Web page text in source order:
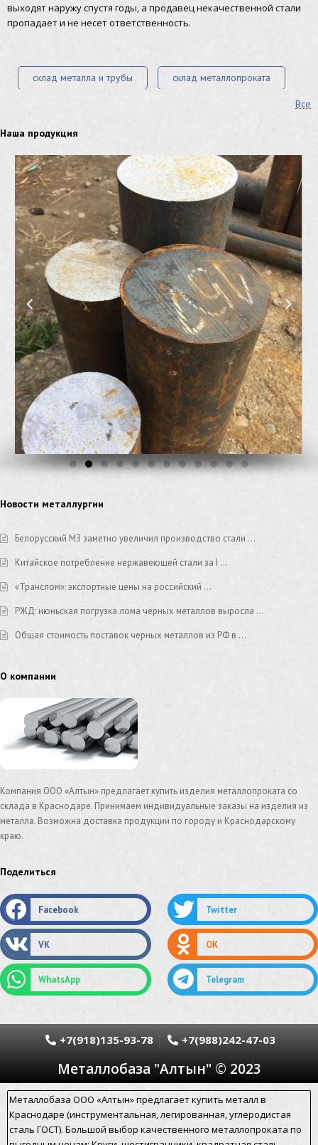
выходят наружу спустя годы, а продавец некачественной стали
пропадает и не несет ответственность.
склад металла и трубы склад металлопроката
цены на лист руб
труба стоимость сетка металлическая
сетка из нержавеющей стали
труба из нержавейки швеллер цена
09г2с сталь швеллер из нержавейки
швеллер из оцинковки уголок нержавеющий
уголок из нержавейки электросварная труба
электросварная труба гост
электросварная прямошовная труба
алюминиевый уголок арматура гост
арматура 10 мм арматура 12 мм
балка нержавеющая балка оцинкованная
калиброванный круг
проволока оцинкованная профильные трубы
профильная оцинкованная труба 20х20
латунный профиль
сварная труба лента оцинкованная 0.5х20
лента нержавеющая 0.3 мм 12х18н10т
медный профиль медный лист
рифленый алюминиевый лист
холоднокатаный прокат двутавровая балка
двутавровая балка сортамент
металлический профиль швеллер из металла
дюралевый лист металлический уголок
уголок гнутый равнополочный
квадрат из стали сортовой прокат
металлобаза прайс лист
Все
Наша продукция
Новости металлургии
Белорусский МЗ заметно увеличил производство стали …
Китайское потребление нержавеющей стали за I …
«Транслом»: экспортные цены на российский …
РЖД: июньская погрузка лома черных металлов выросла …
Общая стоимость поставок черных металлов из РФ в …
О компании
Компания ООО «Алтын» предлагает купить изделия металлопроката со
склада в Краснодаре. Принимаем индивидуальные заказы на изделия из
металла. Возможна доставка продукции по городу и Краснодарскому
краю.
Поделиться
Facebook Twitter
VK OK
WhatsApp Telegram
Металлобаза "Алтын" © 2023
+7(918)135-93-78 +7(988)242-47-03
Металлобаза ООО «Алтын» предлагает купить металл в
Краснодаре (инструментальная, легированная, углеродистая
сталь ГОСТ). Большой выбор качественного металлопроката по